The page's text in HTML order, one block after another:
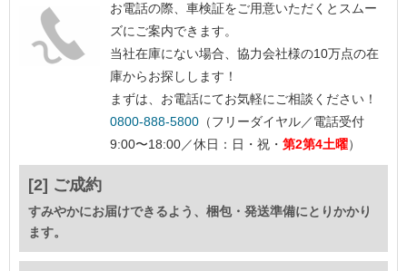
お電話の際、車検証をご用意いただくとスムー
ズにご案内できます。
当社在庫にない場合、協力会社様の10万点の在
庫からお探しします！
まずは、お電話にてお気軽にご相談ください！
0800-888-5800 （フリーダイヤル／電話受付
9:00〜18:00／休日：日・祝・ 第2第4土曜）
[2] ご成約
すみやかにお届けできるよう、梱包・発送準備にとりかかり
ます。